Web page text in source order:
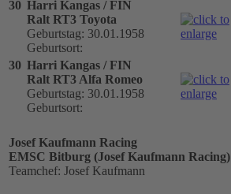
30 Harri Kangas / FIN
Ralt RT3 Toyota
Geburtstag: 30.01.1958
Geburtsort:
30 Harri Kangas / FIN
Ralt RT3 Alfa Romeo
Geburtstag: 30.01.1958
Geburtsort:
Josef Kaufmann Racing
EMSC Bitburg (Josef Kaufmann Racing)
Teamchef: Josef Kaufmann